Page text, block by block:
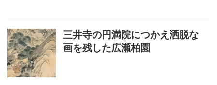
三井寺の円満院につかえ洒脱な
画を残した広瀬柏園